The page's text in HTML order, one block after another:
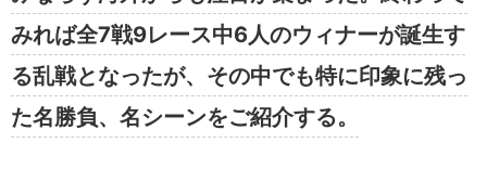
みれば全7戦9レース中6人のウィナーが誕生す
る乱戦となったが、その中でも特に印象に残っ
た名勝負、名シーンをご紹介する。